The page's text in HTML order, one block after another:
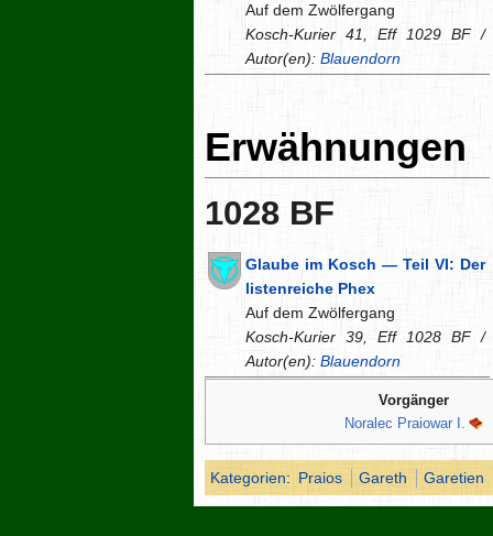
Auf dem Zwölfergang
Kosch-Kurier 41, Eff 1029 BF /
Autor(en): Blauendorn
Erwähnungen
1028 BF
Glaube im Kosch — Teil VI: Der
listenreiche Phex
Auf dem Zwölfergang
Kosch-Kurier 39, Eff 1028 BF /
Autor(en): Blauendorn
Vorgänger
Noralec Praiowar I.
Kategorien: Praios Gareth Garetien